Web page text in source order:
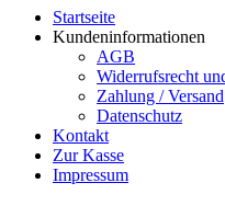
Startseite
Kundeninformationen
AGB
Widerrufsrecht
Zahlung / Versand
Datenschutz
Kontakt
Zur Kasse
Impressum